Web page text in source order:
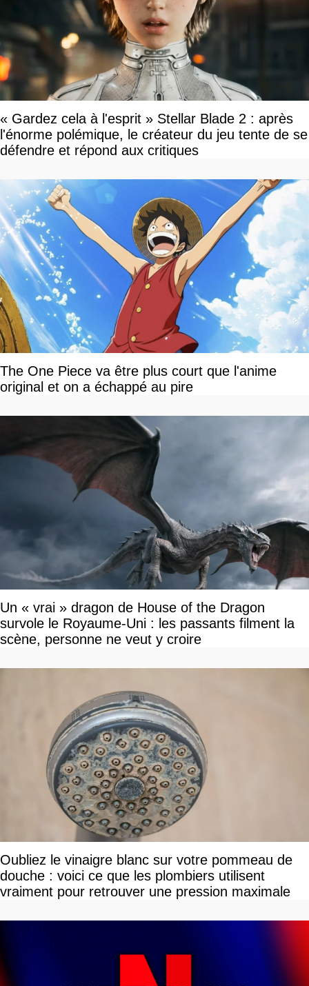
« Gardez cela à l'esprit » Stellar Blade 2 : après
l'énorme polémique, le créateur du jeu tente de se
défendre et répond aux critiques
The One Piece va être plus court que l'anime
original et on a échappé au pire
Un « vrai » dragon de House of the Dragon
survole le Royaume-Uni : les passants filment la
scène, personne ne veut y croire
Oubliez le vinaigre blanc sur votre pommeau de
douche : voici ce que les plombiers utilisent
vraiment pour retrouver une pression maximale